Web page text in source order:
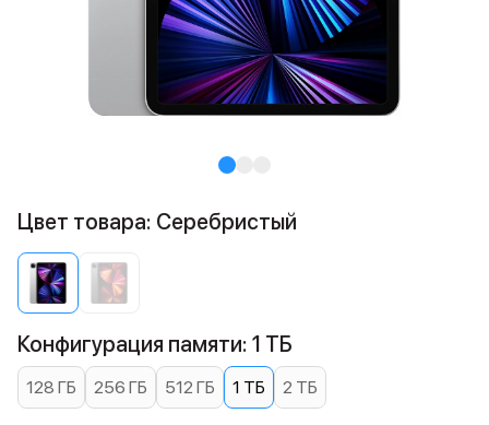
Цвет товара: Cеребристый
Конфигурация памяти: 1 ТБ
128 ГБ 256 ГБ 512 ГБ 1 ТБ 2 ТБ